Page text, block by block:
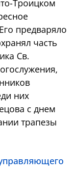
Троицком
предваряло
часть
Св.
них
с днем
трапезы